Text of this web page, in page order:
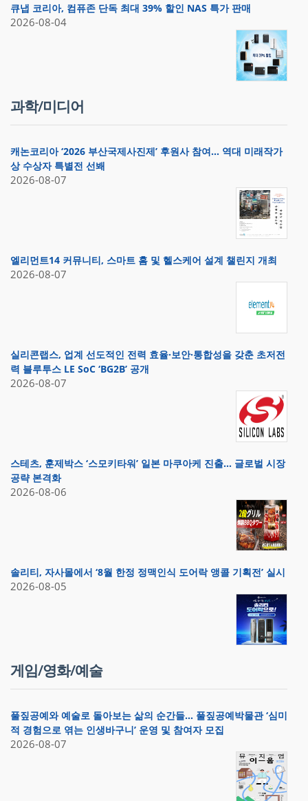
큐냅 코리아, 컴퓨존 단독 최대 39% 할인 NAS 특가 판매
2026-08-04
과학/미디어
캐논코리아 ‘2026 부산국제사진제’ 후원사 참여… 역대 미래작가
상 수상자 특별전 선봬
2026-08-07
엘리먼트14 커뮤니티, 스마트 홈 및 헬스케어 설계 챌린지 개최
2026-08-07
실리콘랩스, 업계 선도적인 전력 효율·보안·통합성을 갖춘 초저전
력 블루투스 LE SoC ‘BG2B’ 공개
2026-08-07
스테츠, 훈제박스 ‘스모키타워’ 일본 마쿠아케 진출… 글로벌 시장
공략 본격화
2026-08-06
솔리티, 자사몰에서 ‘8월 한정 정맥인식 도어락 앵콜 기획전’ 실시
2026-08-05
게임/영화/예술
풀짚공예와 예술로 돌아보는 삶의 순간들… 풀짚공예박물관 ‘심미
적 경험으로 엮는 인생바구니’ 운영 및 참여자 모집
2026-08-07